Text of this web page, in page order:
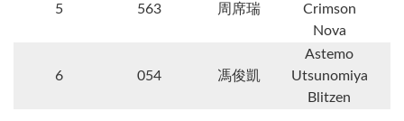
5 563 周席瑞
Crimson
Nova
6 054 馮俊凱
Astemo
Utsunomiya
Blitzen